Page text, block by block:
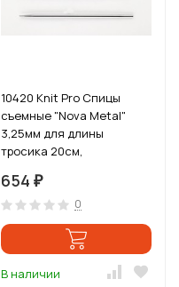
10420 Knit Pro Спицы
съемные "Nova Metal"
3,25мм для длины
тросика 20см,
серебристый, 2шт
654 ₽
0
В наличии